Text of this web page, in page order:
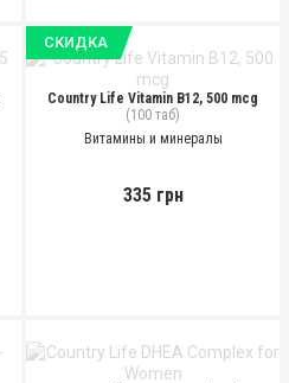
СКИДКА
Country Life Vitamin B12, 500 mcg
(100 таб)
Витамины и минералы
335 грн